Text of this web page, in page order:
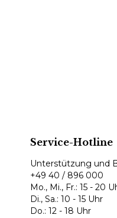
Service-Hotline
Unterstützung und
+49 40 / 896 000
Mo., Mi., Fr.: 15 - 20
Di., Sa.: 10 - 15 Uhr
Do.: 12 - 18 Uhr